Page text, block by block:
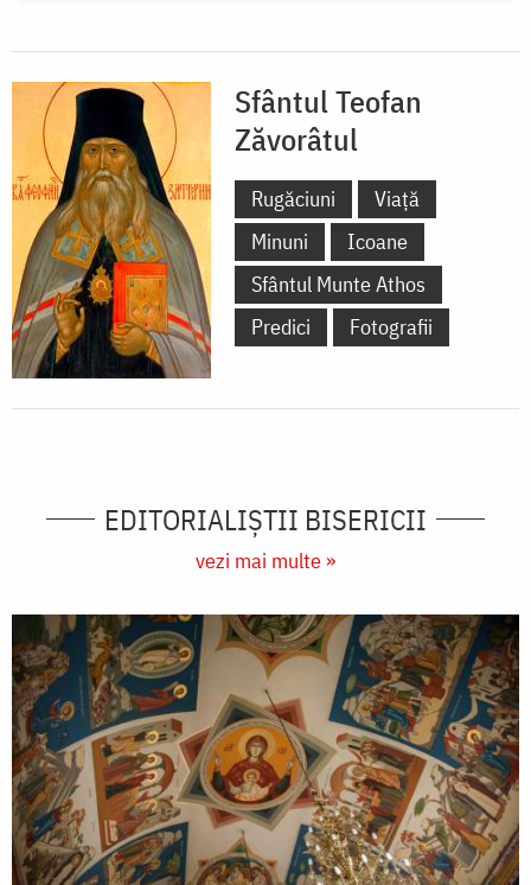
Sfântul Teofan
Zăvorâtul
Rugăciuni
Viață
Minuni
Icoane
Sfântul Munte Athos
Predici
Fotografii
EDITORIALIȘTII BISERICII
vezi mai multe »